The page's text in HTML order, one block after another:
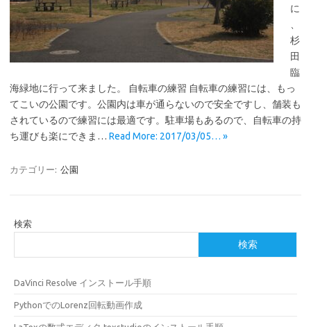
に
杉
田
臨
海緑地に行って来ました。 自転車の練習 自転車の練習には、もっ
てこいの公園です。公園内は車が通らないので安全ですし、舗装も
されているので練習には最適です。駐車場もあるので、自転車の持
ち運びも楽にできま… Read More: 2017/03/05… »
カテゴリー: 公園
検索
検索
DaVinci Resolve インストール手順
PythonでのLorenz回転動画作成